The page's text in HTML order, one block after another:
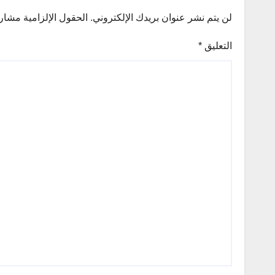
لن يتم نشر عنوان بريدك الإلكتروني. الحقول الإلزامية مشار
التعليق *